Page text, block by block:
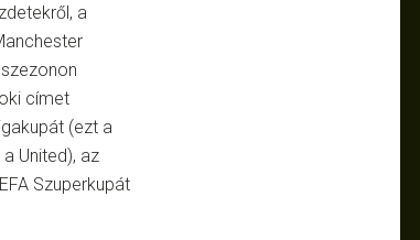
a
címet
(ezt a
United), az
Szuperkupát